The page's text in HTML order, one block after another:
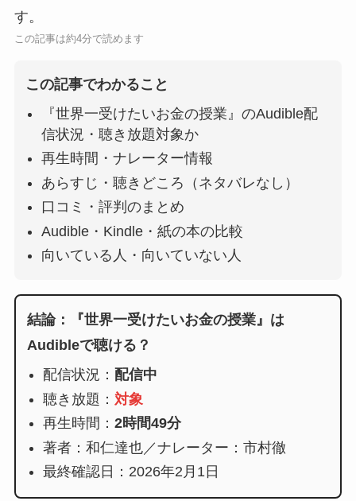
す。
この記事は約4分で読めます
この記事でわかること
『世界一受けたいお金の授業』のAudible配
信状況・聴き放題対象か
再生時間・ナレーター情報
あらすじ・聴きどころ（ネタバレなし）
口コミ・評判のまとめ
Audible・Kindle・紙の本の比較
向いている人・向いていない人
結論：『世界一受けたいお金の授業』は
Audibleで聴ける？
配信状況： 配信中
聴き放題： 対象
再生時間： 2時間49分
著者：和仁達也／ナレーター：市村徹
最終確認日：2026年2月1日